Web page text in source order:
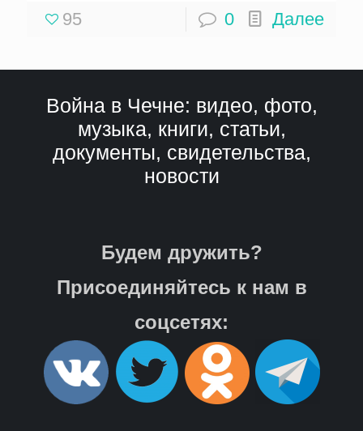
95 0 Далее
Война в Чечне: видео, фото,
музыка, книги, статьи,
документы, свидетельства,
новости
Будем дружить?
Присоединяйтесь к нам в
соцсетях: